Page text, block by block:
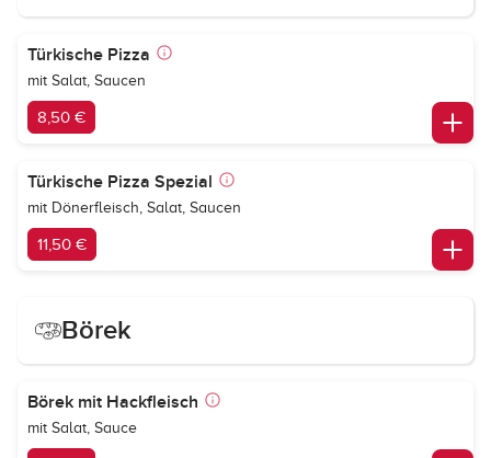
Türkische Pizza
mit Salat, Saucen
8,50 €
Türkische Pizza Spezial
mit Dönerfleisch, Salat, Saucen
11,50 €
Börek
Börek mit Hackfleisch
mit Salat, Sauce